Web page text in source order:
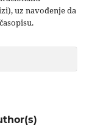
uz navođenje da